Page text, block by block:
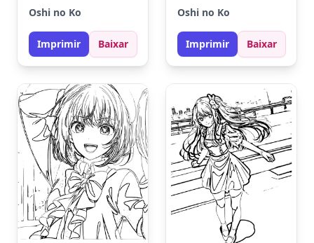
rosa, azul e amarelo
para destacar seus
acessórios e cabelo.
Para um toque
brilhos com lápis
metálicos nas estrelas
e no laço.
Oshi no Ko
Imprimir Baixar
cabelo longo pode
ganhar tons como
loiro dourado ou
castanho claro.
brilho aos olhos
usando um toque de
azul ou verde
cintilante.
Oshi no Ko
Imprimir Baixar